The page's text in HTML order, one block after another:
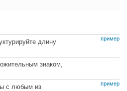
пример
длину
знаком,
пример
с любым из